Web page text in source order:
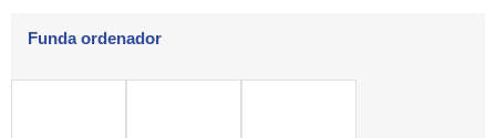
Funda ordenador